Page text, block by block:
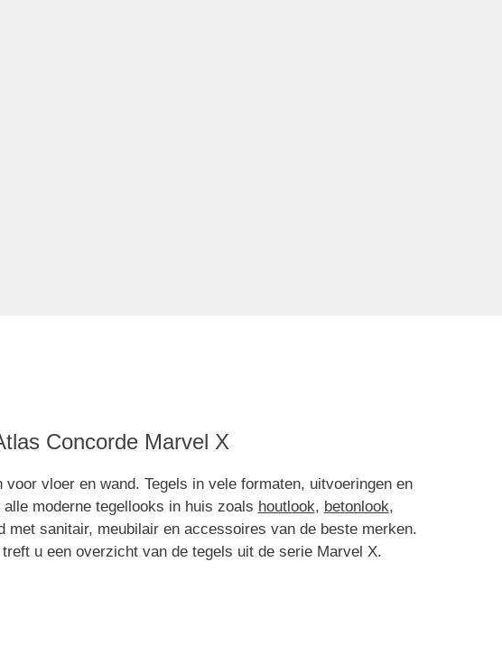
Concorde Marvel X
vloer en wand. Tegels in vele formaten, uitvoeringen en
moderne tegellooks in huis zoals houtlook, betonlook,
sanitair, meubilair en accessoires van de beste merken.
u een overzicht van de tegels uit de serie Marvel X.